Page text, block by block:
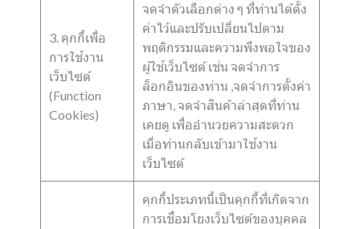
3. คุกกี้เพื่อ
การใช้งาน
เว็บไซต์
(Function
Cookies)
จดจำตัวเลือกต่าง ๆ ที่ท่านได้ตั้ง
ค่าไว้และปรับเปลี่ยนไปตาม
พฤติกรรมและความพึงพอใจของ
ผู้ใช้เว็บไซต์ เช่น จดจำการ
ล็อกอินของท่าน ,จดจำการตั้งค่า
ภาษา, จดจำสินค้าล่าสุดที่ท่าน
เคยดู เพื่ออำนวยความสะดวก
เมื่อท่านกลับเข้ามาใช้งาน
เว็บไซต์
คุกกี้ประเภทนี้เป็นคุกกี้ที่เกิดจาก
การเชื่อมโยงเว็บไซต์ของบุคคล